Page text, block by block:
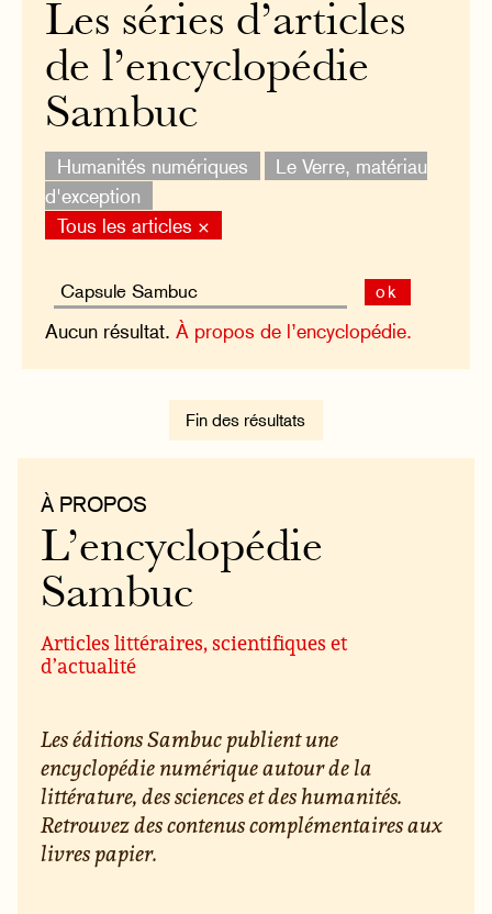
Les séries d’articles
de l’encyclopédie
Sambuc
Humanités numériques
Le Verre, matériau
d'exception
Tous les articles ×
ok
Aucun résultat.À propos de l’encyclopédie.
Fin des résultats
À PROPOS
L’encyclopédie
Sambuc
Articles littéraires, scientifiques et
d’actualité
Les éditions Sambuc publient une
encyclopédie numérique autour de la
littérature, des sciences et des humanités.
Retrouvez des contenus complémentaires aux
livres papier.